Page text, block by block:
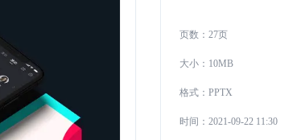
页数：27页
大小：10MB
格式：PPTX
时间：2021-09-22 11:30